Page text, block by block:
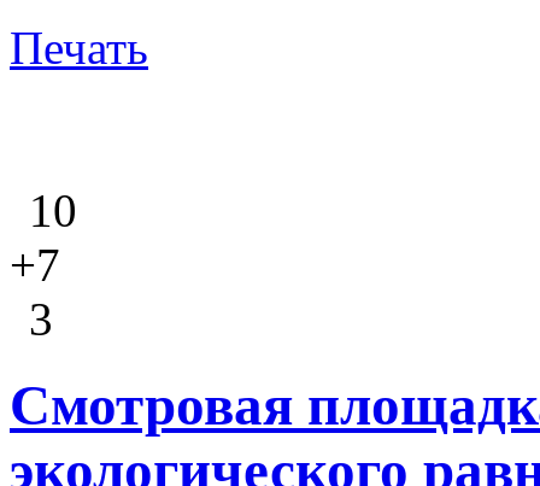
Печать
10
+7
3
Смотровая
экологического